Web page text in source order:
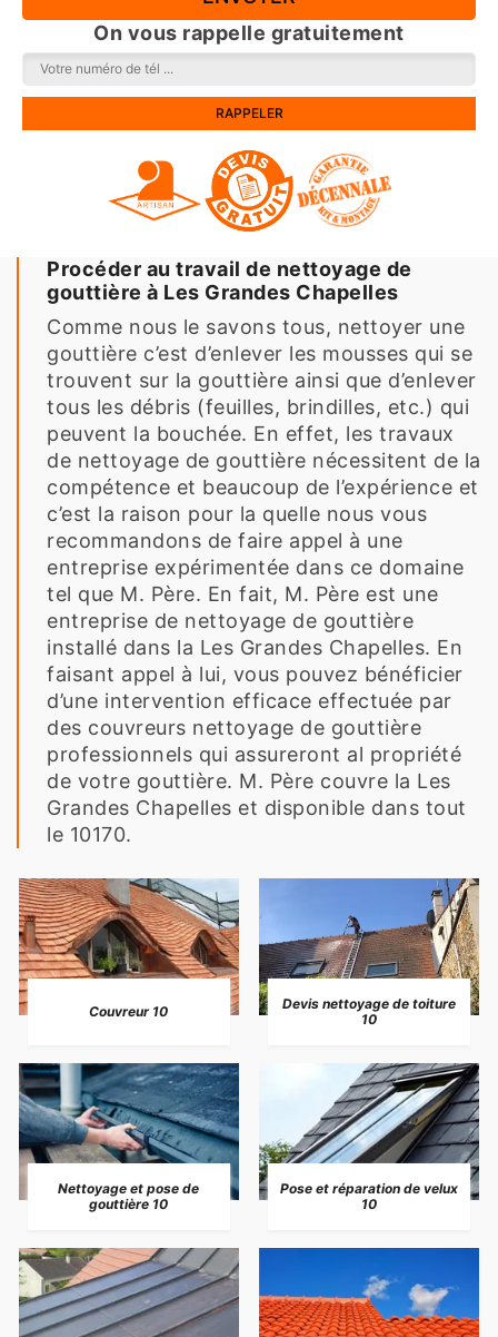
On vous rappelle gratuitement
Procéder au travail de nettoyage de
gouttière à Les Grandes Chapelles
Comme nous le savons tous, nettoyer une
gouttière c’est d’enlever les mousses qui se
trouvent sur la gouttière ainsi que d’enlever
tous les débris (feuilles, brindilles, etc.) qui
peuvent la bouchée. En effet, les travaux
de nettoyage de gouttière nécessitent de la
compétence et beaucoup de l’expérience et
c’est la raison pour la quelle nous vous
recommandons de faire appel à une
entreprise expérimentée dans ce domaine
tel que M. Père. En fait, M. Père est une
entreprise de nettoyage de gouttière
installé dans la Les Grandes Chapelles. En
faisant appel à lui, vous pouvez bénéficier
d’une intervention efficace effectuée par
des couvreurs nettoyage de gouttière
professionnels qui assureront al propriété
de votre gouttière. M. Père couvre la Les
Grandes Chapelles et disponible dans tout
le 10170.
Couvreur 10
Devis nettoyage de toiture
10
Nettoyage et pose de
gouttière 10
Pose et réparation de velux
10